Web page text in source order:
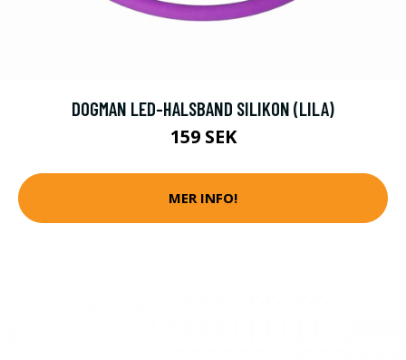
DOGMAN LED-HALSBAND SILIKON (LILA)
159 SEK
MER INFO!